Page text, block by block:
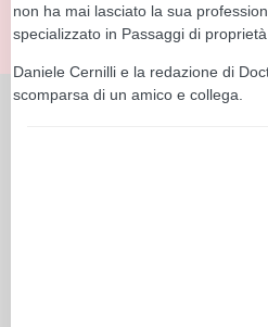
non ha mai lasciato la sua
specializzato in Passaggi di
Daniele Cernilli e la redazione di
scomparsa di un amico e collega.